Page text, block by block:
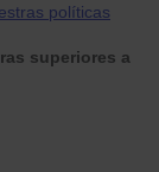
políticas
superiores a